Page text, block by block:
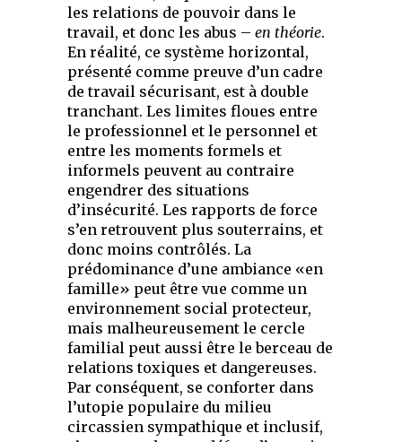
les relations de pouvoir dans le
travail, et donc les abus –en théorie.
En réalité, ce système horizontal,
présenté comme preuve d’un cadre
de travail sécurisant, est à double
tranchant. Les limites floues entre
le professionnel et le personnel et
entre les moments formels et
informels peuvent au contraire
engendrer des situations
d’insécurité. Les rapports de force
s’en retrouvent plus souterrains, et
donc moins contrôlés. La
prédominance d’une ambiance «en
famille» peut être vue comme un
environnement social protecteur,
mais malheureusement le cercle
familial peut aussi être le berceau de
relations toxiques et dangereuses.
Par conséquent, se conforter dans
l’utopie populaire du milieu
circassien sympathique et inclusif,